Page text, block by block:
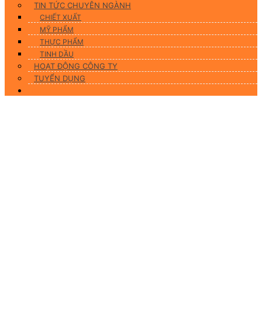
TIN TỨC CHUYÊN NGÀNH
CHIẾT XUẤT
MỸ PHẨM
THỰC PHẨM
TINH DẦU
HOẠT ĐỘNG CÔNG TY
TUYỂN DỤNG